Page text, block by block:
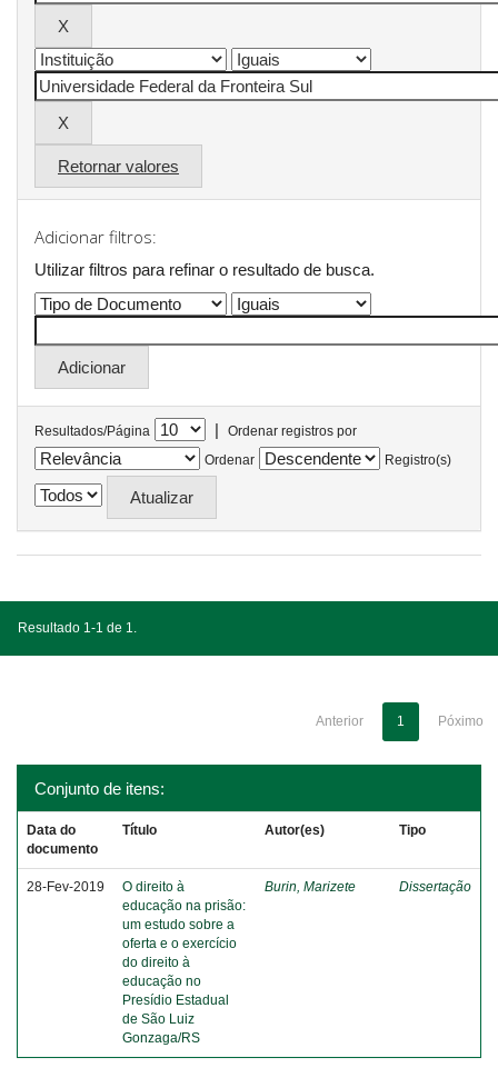
Retornar valores
Adicionar filtros:
Utilizar filtros para refinar o resultado de busca.
Resultados/Página |
Ordenar registros por
Ordenar
Registro(s)
Resultado 1-1 de 1.
Anterior 1 Póximo
Conjunto de itens:
Data do
documento
Título Autor(es) Tipo
28-Fev-2019
O direito à
educação na prisão:
um estudo sobre a
oferta e o exercício
do direito à
educação no
Presídio Estadual
de São Luiz
Gonzaga/RS
Burin, Marizete Dissertação